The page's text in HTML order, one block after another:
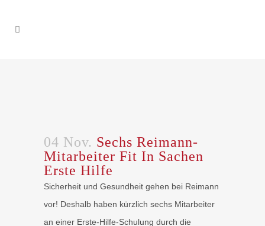
04 Nov. Sechs Reimann-
Mitarbeiter Fit In Sachen
Erste Hilfe
Sicherheit und Gesundheit gehen bei Reimann
vor! Deshalb haben kürzlich sechs Mitarbeiter
an einer Erste-Hilfe-Schulung durch die